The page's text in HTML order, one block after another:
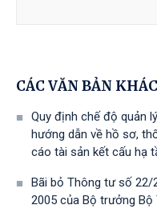
CÁC VĂN BẢN KHÁC
Quy định chế độ quản
hướng dẫn về hồ sơ,
cáo tài sản kết cấu hạ
Bãi bỏ Thông tư số 22/
2005 của Bộ trưởng Bộ